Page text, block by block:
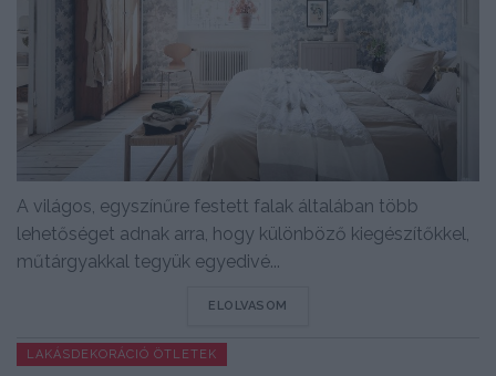
A világos, egyszínűre festett falak általában több
lehetőséget adnak arra, hogy különböző kiegészítőkkel,
műtárgyakkal tegyük egyedivé...
ELOLVASOM
LAKÁSDEKORÁCIÓ ÖTLETEK